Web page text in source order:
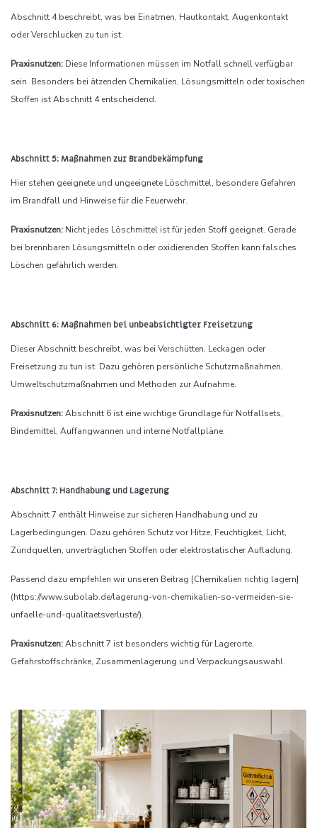
Abschnitt 4 beschreibt, was bei Einatmen, Hautkontakt, Augenkontakt
oder Verschlucken zu tun ist.
Praxisnutzen: Diese Informationen müssen im Notfall schnell verfügbar
sein. Besonders bei ätzenden Chemikalien, Lösungsmitteln oder toxischen
Stoffen ist Abschnitt 4 entscheidend.
Abschnitt 5: Maßnahmen zur Brandbekämpfung
Hier stehen geeignete und ungeeignete Löschmittel, besondere Gefahren
im Brandfall und Hinweise für die Feuerwehr.
Praxisnutzen: Nicht jedes Löschmittel ist für jeden Stoff geeignet. Gerade
bei brennbaren Lösungsmitteln oder oxidierenden Stoffen kann falsches
Löschen gefährlich werden.
Abschnitt 6: Maßnahmen bei unbeabsichtigter Freisetzung
Dieser Abschnitt beschreibt, was bei Verschütten, Leckagen oder
Freisetzung zu tun ist. Dazu gehören persönliche Schutzmaßnahmen,
Umweltschutzmaßnahmen und Methoden zur Aufnahme.
Praxisnutzen:Abschnitt 6 ist eine wichtige Grundlage für Notfallsets,
Bindemittel, Auffangwannen und interne Notfallpläne.
Abschnitt 7: Handhabung und Lagerung
Abschnitt 7 enthält Hinweise zur sicheren Handhabung und zu
Lagerbedingungen. Dazu gehören Schutz vor Hitze, Feuchtigkeit, Licht,
Zündquellen, unverträglichen Stoffen oder elektrostatischer Aufladung.
Passend dazu empfehlen wir unseren Beitrag [Chemikalien richtig lagern]
(https://www.subolab.de/lagerung-von-chemikalien-so-vermeiden-sie-
unfaelle-und-qualitaetsverluste/).
Praxisnutzen:Abschnitt 7 ist besonders wichtig für Lagerorte,
Gefahrstoffschränke, Zusammenlagerung und Verpackungsauswahl.